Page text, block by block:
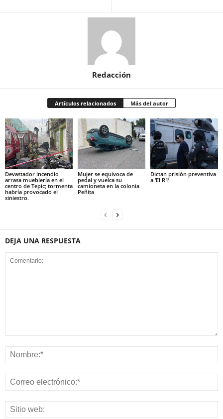
Redacción
Artículos relacionados Más del autor
Devastador incendio
arrasa mueblería en el
centro de Tepic; tormenta
habría provocado el
siniestro.
Mujer se equivoca de
pedal y vuelca su
camioneta en la colonia
Peñita
Dictan prisión preventiva
a ‘El R1’
DEJA UNA RESPUESTA